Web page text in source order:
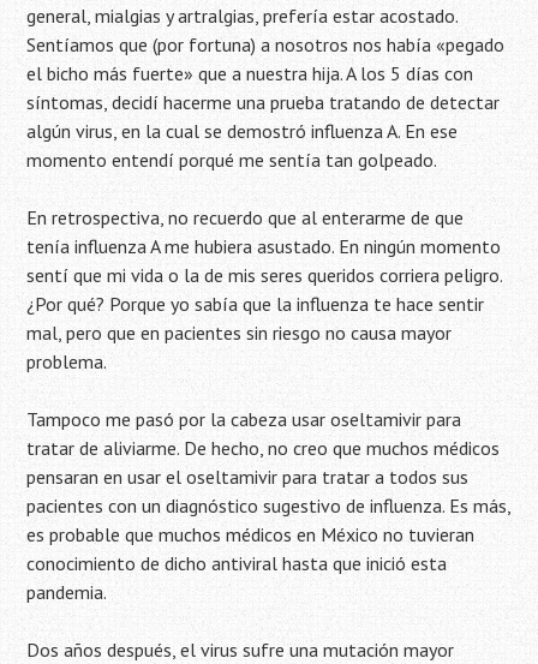
general, mialgias y artralgias, prefería estar acostado.
Sentíamos que (por fortuna) a nosotros nos había «pegado
el bicho más fuerte» que a nuestra hija. A los 5 días con
síntomas, decidí hacerme una prueba tratando de detectar
algún virus, en la cual se demostró influenza A. En ese
momento entendí porqué me sentía tan golpeado.
En retrospectiva, no recuerdo que al enterarme de que
tenía influenza A me hubiera asustado. En ningún momento
sentí que mi vida o la de mis seres queridos corriera peligro.
¿Por qué? Porque yo sabía que la influenza te hace sentir
mal, pero que en pacientes sin riesgo no causa mayor
problema.
Tampoco me pasó por la cabeza usar oseltamivir para
tratar de aliviarme. De hecho, no creo que muchos médicos
pensaran en usar el oseltamivir para tratar a todos sus
pacientes con un diagnóstico sugestivo de influenza. Es más,
es probable que muchos médicos en México no tuvieran
conocimiento de dicho antiviral hasta que inició esta
pandemia.
Dos años después, el virus sufre una mutación mayor